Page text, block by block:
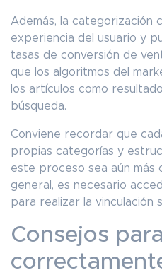
Además, la categorización
experiencia del usuario y
tasas de conversión de
que los algoritmos del
los artículos como
búsqueda.
Conviene recordar que
propias categorías y
este proceso sea aún más
general, es necesario
para realizar la vinculación
Consejos